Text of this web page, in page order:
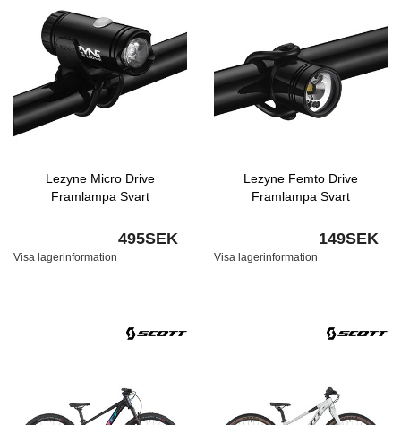
Lezyne Micro Drive
Framlampa Svart
495SEK
Visa lagerinformation
Lezyne Femto Drive
Framlampa Svart
149SEK
Visa lagerinformation